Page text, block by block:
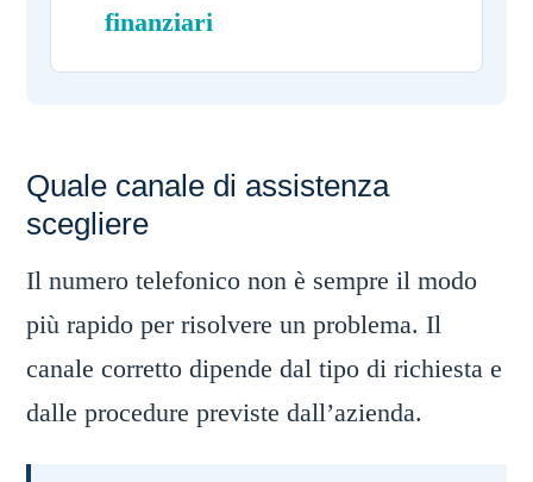
finanziari
Quale canale di assistenza
scegliere
Il numero telefonico non è sempre il modo
più rapido per risolvere un problema. Il
canale corretto dipende dal tipo di richiesta e
dalle procedure previste dall’azienda.